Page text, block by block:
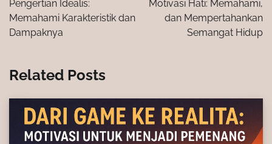
Pengertian Idealis:
Memahami Karakteristik dan
Dampaknya
Motivasi Hati: Memahami,
dan Mempertahankan
Semangat Hidup
Related Posts